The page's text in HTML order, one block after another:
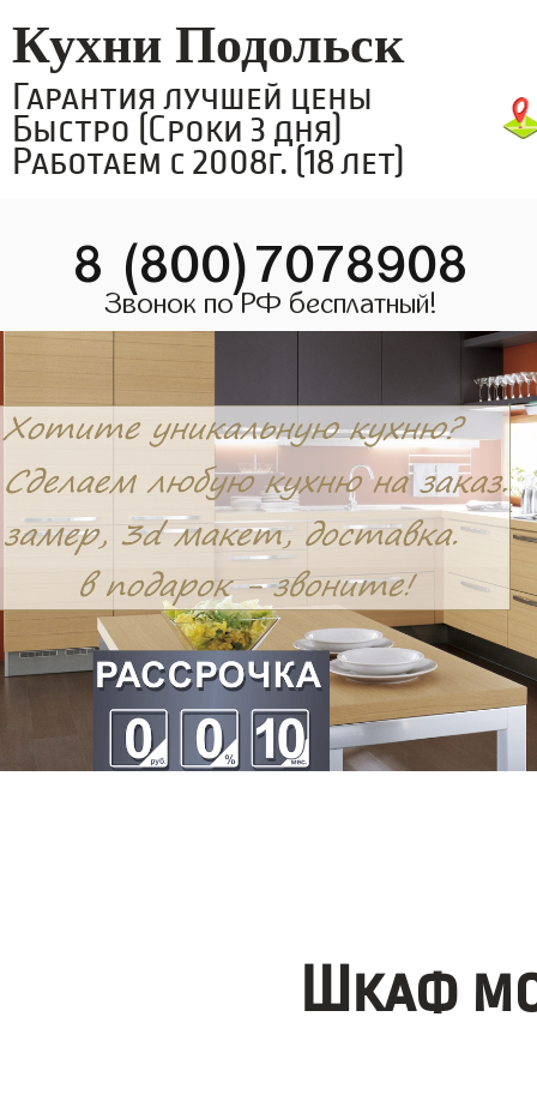
Кухни Подольск
Гарантия лучшей цены
Быстро (Сроки 3 дня)
Работаем с 2008г. (18 лет)
8 (800)7078908
Звонок по РФ бесплатный!
Шкаф